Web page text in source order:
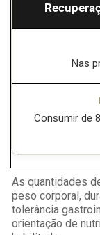
Nas
Consumir de
As quantidades
peso corporal,
tolerância
orientação de